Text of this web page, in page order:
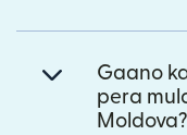
Gaano
pera
Moldova?